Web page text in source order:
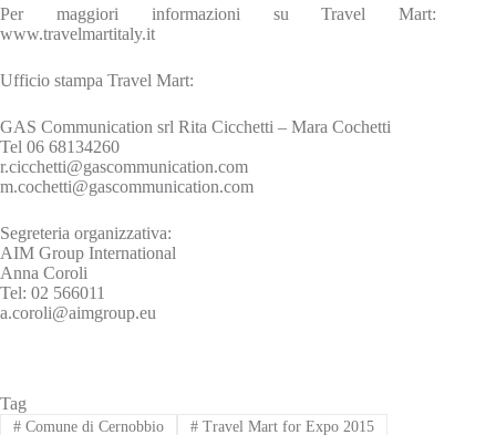
Per maggiori informazioni su Travel Mart:
www.travelmartitaly.it
Ufficio stampa Travel Mart:
GAS Communication srl Rita Cicchetti – Mara Cochetti
Tel 06 68134260
r.cicchetti@gascommunication.com
m.cochetti@gascommunication.com
Segreteria organizzativa:
AIM Group International
Anna Coroli
Tel: 02 566011
a.coroli@aimgroup.eu
Tag
#Comune di Cernobbio #Travel Mart for Expo 2015